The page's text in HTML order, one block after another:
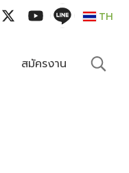
TH
สมัครงาน